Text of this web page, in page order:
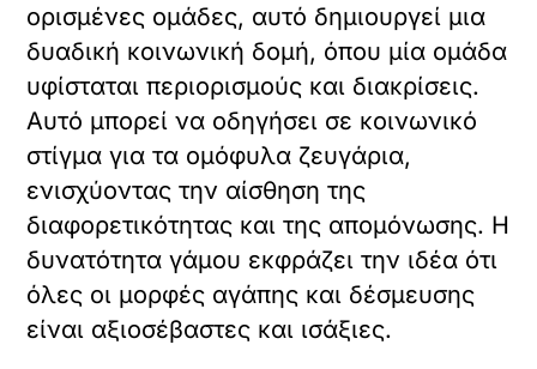
ορισμένες ομάδες, αυτό δημιουργεί μια
δυαδική κοινωνική δομή, όπου μία ομάδα
υφίσταται περιορισμούς και διακρίσεις.
Αυτό μπορεί να οδηγήσει σε κοινωνικό
στίγμα για τα ομόφυλα ζευγάρια,
ενισχύοντας την αίσθηση της
διαφορετικότητας και της απομόνωσης. Η
δυνατότητα γάμου εκφράζει την ιδέα ότι
όλες οι μορφές αγάπης και δέσμευσης
είναι αξιοσέβαστες και ισάξιες.